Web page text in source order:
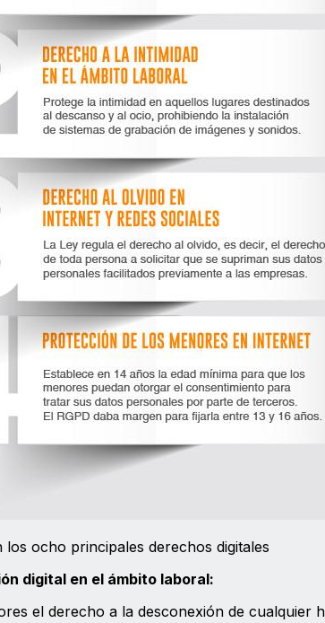
ocho principales derechos digitales
digital en el ámbito laboral:
el derecho a la desconexión de cualquier